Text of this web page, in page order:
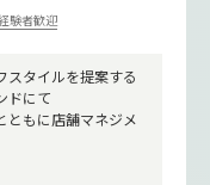
験者歓迎
スタイルを提案する
ドにて
ともに店舗マネジメ